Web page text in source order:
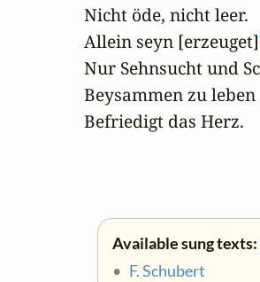
Nicht öde, nicht leer.
Allein seyn [erzeuget]
Nur Sehnsucht und
Beysammen zu leben
Befriedigt das Herz.
Available sung texts:
• F. Schubert